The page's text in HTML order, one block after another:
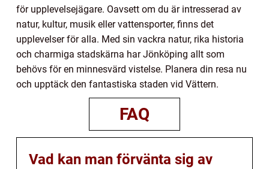
för upplevelsejägare. Oavsett om du är intresserad av
natur, kultur, musik eller vattensporter, finns det
upplevelser för alla. Med sin vackra natur, rika historia
och charmiga stadskärna har Jönköping allt som
behövs för en minnesvärd vistelse. Planera din resa nu
och upptäck den fantastiska staden vid Vättern.
FAQ
Vad kan man förvänta sig av